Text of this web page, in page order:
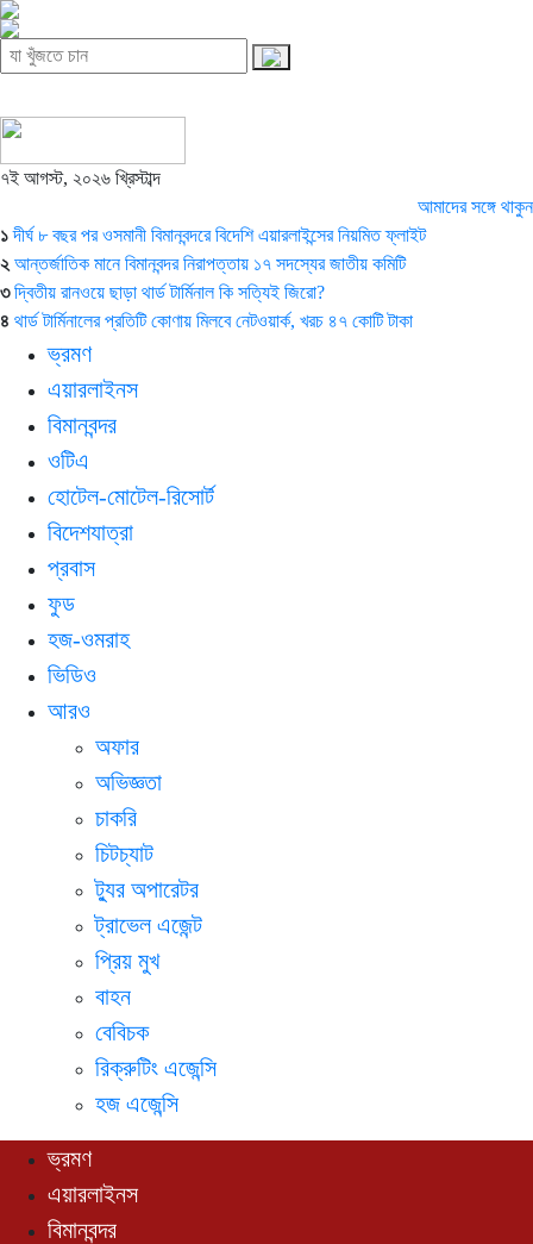
৭ই আগস্ট, ২০২৬ খ্রিস্টাব্দ
আমাদের সঙ্গে থাকুন
১ দীর্ঘ ৮ বছর পর ওসমানী বিমানবন্দরে বিদেশি এয়ারলাইন্সের নিয়মিত ফ্লাইট
২ আন্তর্জাতিক মানে বিমানবন্দর নিরাপত্তায় ১৭ সদস্যের জাতীয় কমিটি
৩ দ্বিতীয় রানওয়ে ছাড়া থার্ড টার্মিনাল কি সত্যিই জিরো?
৪ থার্ড টার্মিনালের প্রতিটি কোণায় মিলবে নেটওয়ার্ক, খরচ ৪৭ কোটি টাকা
ভ্রমণ
এয়ারলাইনস
বিমানবন্দর
ওটিএ
হোটেল-মোটেল-রিসোর্ট
বিদেশযাত্রা
প্রবাস
ফুড
হজ-ওমরাহ
ভিডিও
আরও
অফার
অভিজ্ঞতা
চাকরি
চিটচ্যাট
ট্যুর অপারেটর
ট্রাভেল এজেন্ট
প্রিয় মুখ
বাহন
বেবিচক
রিক্রুটিং এজেন্সি
হজ এজেন্সি
ভ্রমণ
এয়ারলাইনস
বিমানবন্দর